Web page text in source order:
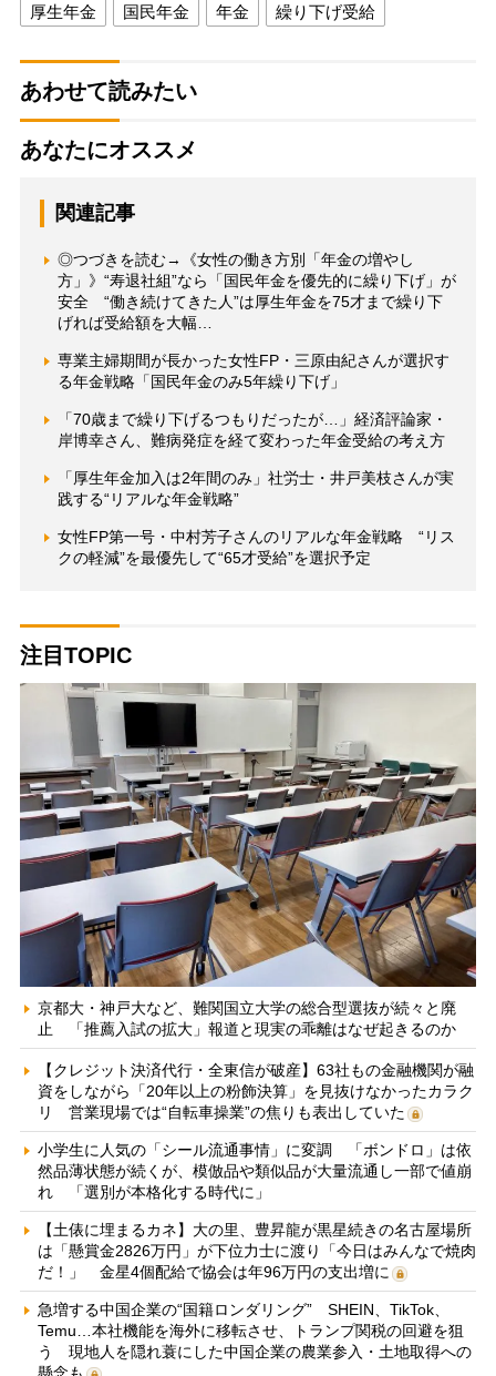
厚生年金 国民年金 年金 繰り下げ受給
あわせて読みたい
あなたにオススメ
関連記事
◎つづきを読む→《女性の働き方別「年金の増やし
方」》“寿退社組”なら「国民年金を優先的に繰り下げ」が
安全 “働き続けてきた人”は厚生年金を75才まで繰り下
げれば受給額を大幅…
専業主婦期間が長かった女性FP・三原由紀さんが選択す
る年金戦略「国民年金のみ5年繰り下げ」
「70歳まで繰り下げるつもりだったが…」経済評論家・
岸博幸さん、難病発症を経て変わった年金受給の考え方
「厚生年金加入は2年間のみ」社労士・井戸美枝さんが実
践する“リアルな年金戦略”
女性FP第一号・中村芳子さんのリアルな年金戦略 “リス
クの軽減”を最優先して“65才受給”を選択予定
注目TOPIC
京都大・神戸大など、難関国立大学の総合型選抜が続々と廃
止 「推薦入試の拡大」報道と現実の乖離はなぜ起きるのか
【クレジット決済代行・全東信が破産】63社もの金融機関が融
資をしながら「20年以上の粉飾決算」を見抜けなかったカラク
リ 営業現場では“自転車操業”の焦りも表出していた
小学生に人気の「シール流通事情」に変調 「ボンドロ」は依
然品薄状態が続くが、模倣品や類似品が大量流通し一部で値崩
れ 「選別が本格化する時代に」
【土俵に埋まるカネ】大の里、豊昇龍が黒星続きの名古屋場所
は「懸賞金2826万円」が下位力士に渡り「今日はみんなで焼肉
だ！」 金星4個配給で協会は年96万円の支出増に
急増する中国企業の“国籍ロンダリング” SHEIN、TikTok、
Temu…本社機能を海外に移転させ、トランプ関税の回避を狙
う 現地人を隠れ蓑にした中国企業の農業参入・土地取得への